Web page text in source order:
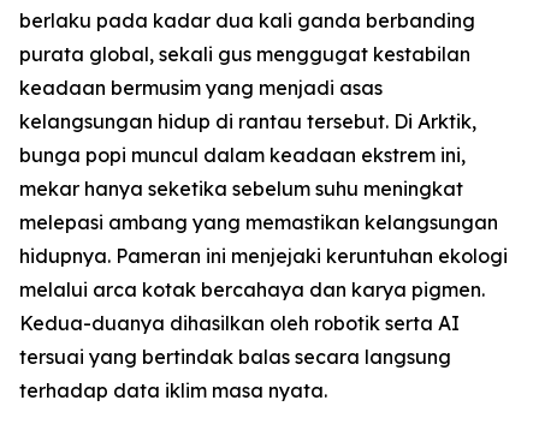
berlaku pada kadar dua kali ganda berbanding
purata global, sekali gus menggugat kestabilan
keadaan bermusim yang menjadi asas
kelangsungan hidup di rantau tersebut. Di Arktik,
bunga popi muncul dalam keadaan ekstrem ini,
mekar hanya seketika sebelum suhu meningkat
melepasi ambang yang memastikan kelangsungan
hidupnya. Pameran ini menjejaki keruntuhan ekologi
melalui arca kotak bercahaya dan karya pigmen.
Kedua-duanya dihasilkan oleh robotik serta AI
tersuai yang bertindak balas secara langsung
terhadap data iklim masa nyata.